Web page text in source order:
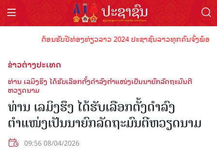
ຕ້ອນຮັບປີທ່ອງທ່ຽວລາວ 2024 ປະຊາຊົນລາວທຸກຄົນຈົ່ງພ້ອມ
ຂ່າວຕ່າງປະເທດ
ທ່ານ​ ເລ​ມິງ​ຮຶງ ໄດ້ຮັບເລືອກຕັ້ງດຳລົງຕຳແໜ່ງເປັນນາຍົກລັດຖະມົນຕີ
ຫວຽດນາມ
ທ່ານ​ ເລ​ມິງ​ຮຶງ ໄດ້ຮັບເລືອກຕັ້ງດຳລົງ
ຕຳແໜ່ງເປັນນາຍົກລັດຖະມົນຕີຫວຽດນາມ
09:56 08/04/2026